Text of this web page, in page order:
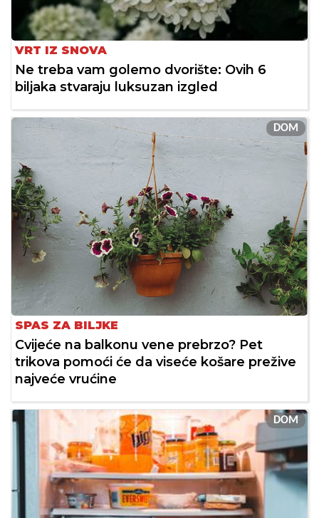
VRT IZ SNOVA
Ne treba vam golemo dvorište: Ovih 6
biljaka stvaraju luksuzan izgled
DOM
SPAS ZA BILJKE
Cvijeće na balkonu vene prebrzo? Pet
trikova pomoći će da viseće košare prežive
najveće vrućine
DOM